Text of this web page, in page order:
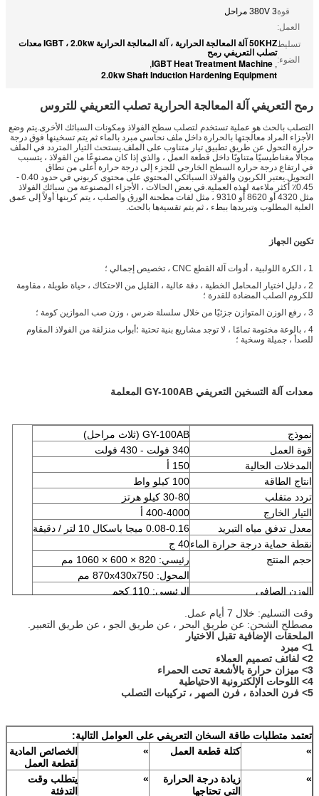
قوة
العمل:
380V 3 مراحل
تسليط
الضوء:
50KHZ آلة المعالجة الحرارية ، آلة المعالجة الحرارية IGBT ، 2.0kw معدات
تصلب التعريفي رمح
,
IGBT Heat Treatment Machine
,
2.0kw Shaft Induction Hardening Equipment
رمح التعريفي آلة المعالجة الحرارية تصلب التعريفي للتروس
التصلب بالحث هو عملية تستخدم لتصلب سطح الفولاذ ومكونات السبائك الأخرى.يتم وضع
الأجزاء المراد معالجتها بالحرارة داخل ملف نحاسي مبرد بالماء ثم يتم تسخينها فوق درجة
حرارة التحول عن طريق تطبيق تيار متناوب على الملف.يستحث التيار المتردد في الملف
مجالًا مغناطيسيًا متناوبًا داخل قطعة العمل ، والذي إذا كان مصنوعًا من الفولاذ ، يتسبب
في ارتفاع درجة حرارة السطح الخارجي للجزء إلى درجة حرارة أعلى من نطاق
التحويل.يعتبر الكربون والفولاذ السبائكي المحتوي على محتوى كربوني في حدود 0.40 -
0.45٪ أكثر ملاءمة لهذه العملية.في بعض الحالات ، الأجزاء المصنوعة من سبائك الفولاذ
مثل 4320 أو 8620 أو 9310 ، مثل لفات مطحنة الورق والصلب ، يتم كربنها أولاً إلى عمق
العلبة المطلوب وتبريدها ببطء ، ثم يتم تقسيةها بالحث.
تكوين الجهاز
1 ، الكرة اللولبية ، أدوات آلة القطع CNC ، تخصيص إجمالي ؛
2 ، دليل اختيار المحامل الخطية ، دقة عالية ، القليل من الاحتكاك ، حياة طويلة ، مقاومة
للكروم الصلب المضادة للقدرة ؛
3 ، رفع الوزن المتوازن جزئيًا من خلال سلسلة ضرس ، وزن صب الموازين كومة ؛
4 ، بالوعة مختومة تمامًا ، لا توجد مشاريع بنية تحتية ؛أبواب منزلقة من الفولاذ المقاوم
للصدأ ، جميلة وسخية ؛
معدات آلة التسخين التعريفي GY-100AB المعلمة
نموذج
GY-100AB (ثلاث مراحل)
قوة العمل
340 فولت - 430 فولت
المدخلات الحالية
150 أ
انتاج الطاقة
100 كيلو واط
تردد متقلب
30-80 كيلو هرتز
التيار الخارج
400-4000 أ
معدل تدفق مياه التبريد
0.08-0.16 ميجا باسكال 10 لتر / دقيقة
نقطة حماية درجة حرارة الماء40 ج
حجم المنتج
رئيسي: 820 × 600 × 1060 مم
المحول: 870x430x750 مم
الوزن الصافي
الرئيسي: 110 كجم
وقت التسليم: خلال 7 أيام عمل.
مصطلح الشحن: عن طريق البحر ، عن طريق الجو ، عن طريق التعبير.
الملحقات الإضافية تقبل الاختيار
1> مبرد
2> لفائف تصميم العملاء
3> ميزان حرارة بالأشعة تحت الحمراء
4> اللوحات الإلكترونية الاحتياطية
5> فرن الحدادة ، فرن الصهر ، تركيبات التصلب
تعتمد متطلبات طاقة السخان التعريفي على العوامل التالية:
»
كتلة قطعة العمل »
الخصائص المادية
لقطعة العمل
»
زيادة درجة الحرارة
التي تحتاجها
»
يتطلب وقت
التدفئة